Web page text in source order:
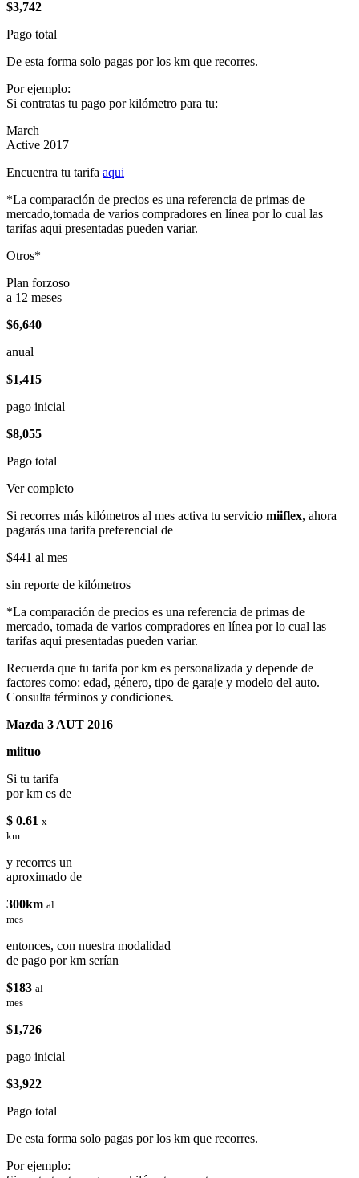
$3,742
Pago total
De esta forma solo pagas por los km que recorres.
Por ejemplo:
Si contratas tu pago por kilómetro para tu:
March
Active 2017
Encuentra tu tarifa aqui
*La comparación de precios es una referencia de primas de
mercado,tomada de varios compradores en línea por lo cual las
tarifas aqui presentadas pueden variar.
Otros*
Plan forzoso
a 12 meses
$6,640
anual
$1,415
pago inicial
$8,055
Pago total
Ver completo
Si recorres más kilómetros al mes activa tu servicio miiflex, ahora
pagarás una tarifa preferencial de
$441 al mes
sin reporte de kilómetros
*La comparación de precios es una referencia de primas de
mercado, tomada de varios compradores en línea por lo cual las
tarifas aqui presentadas pueden variar.
Recuerda que tu tarifa por km es personalizada y depende de
factores como: edad, género, tipo de garaje y modelo del auto.
Consulta términos y condiciones.
Mazda 3 AUT 2016
miituo
Si tu tarifa
por km es de
$ 0.61 x
km
y recorres un
aproximado de
300km al
mes
entonces, con nuestra modalidad
de pago por km serían
$183 al
mes
$1,726
pago inicial
$3,922
Pago total
De esta forma solo pagas por los km que recorres.
Por ejemplo: